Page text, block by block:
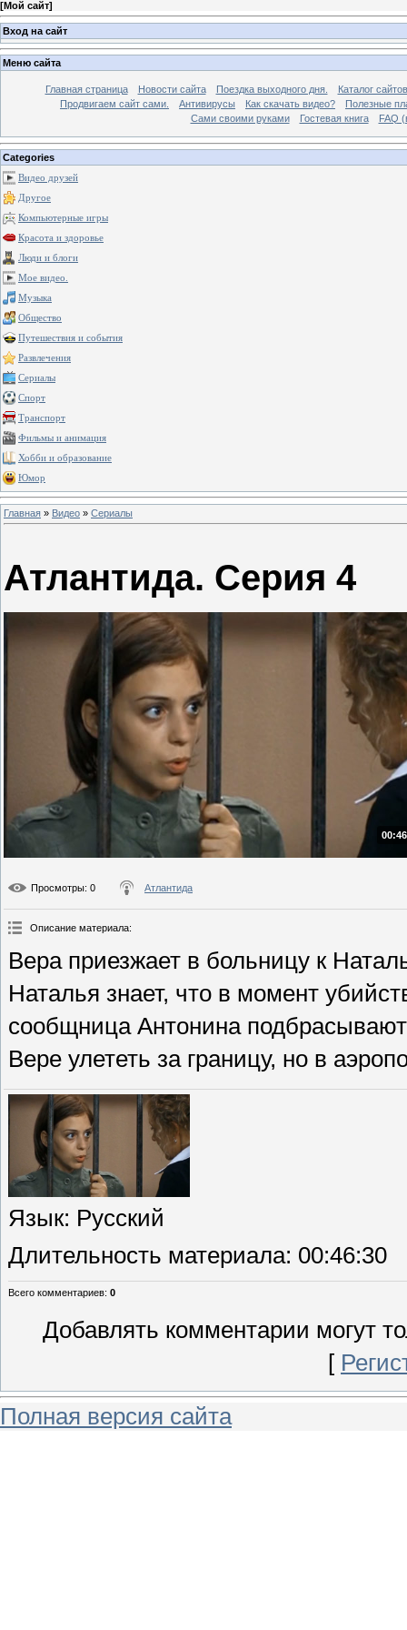
[Мой сайт]
Вход на сайт
Меню сайта
Главная страница Новости сайта Поездка выходного дня.
Каталог сайтов
Продвигаем сайт сами.
Антивирусы Как скачать видео?
Полезные
Сами своими руками
Гостевая книга FAQ
Categories
Видео друзей
Другое
Компьютерные игры
Красота и здоровье
Люди и блоги
Мое видео.
Музыка
Общество
Путешествия и события
Развлечения
Сериалы
Спорт
Транспорт
Фильмы и анимация
Хобби и образование
Юмор
Главная » Видео » Сериалы
Атлантида. Серия 4
Просмотры: 0 Атлантида
Описание материала:
Вера приезжает в больницу к
Наталья знает, что в момент
сообщница Антонина
Вере улететь за границу, но в
Язык: Русский
Длительность материала: 00:46:30
Всего комментариев: 0
Добавлять комментарии могут
[
Полная версия сайта